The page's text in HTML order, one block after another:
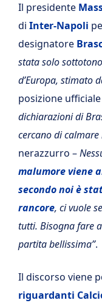
Il presidente
di Inter-Napoli
designatore
stata solo
d’Europa, stimato
posizione
dichiarazioni di
cercano di calmare
nerazzurro –
malumore viene
secondo noi è
rancore, ci vuole
tutti. Bisogna fare
partita bellissima”.
Il discorso viene
riguardanti